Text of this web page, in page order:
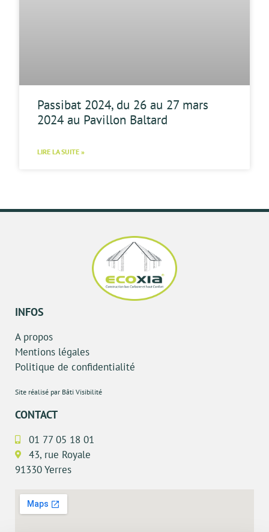
Passibat 2024, du 26 au 27 mars
2024 au Pavillon Baltard
LIRE LA SUITE »
INFOS
A propos
Mentions légales
Politique de confidentialité
Site réalisé par Bâti Visibilité
CONTACT
01 77 05 18 01
43, rue Royale
91330 Yerres